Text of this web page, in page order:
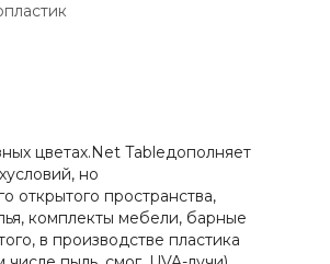
цветах.Net Tableдополняет
но
открытого пространства,
комплекты мебели, барные
в производстве пластика